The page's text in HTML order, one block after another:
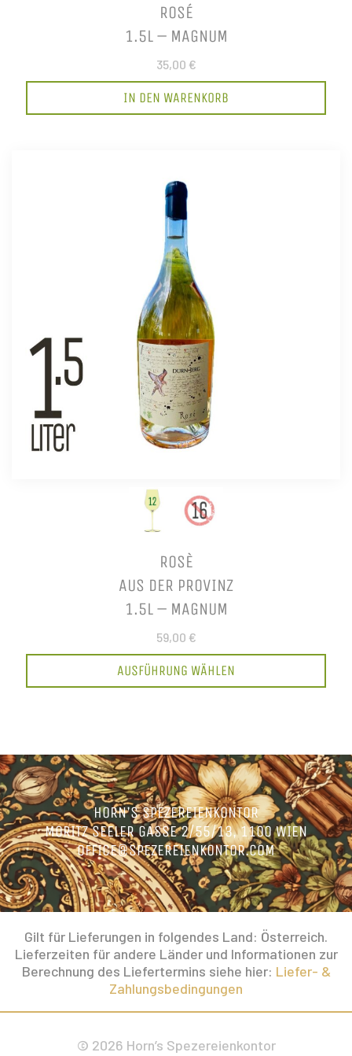
ROSÉ
1.5L – MAGNUM
35,00 €
IN DEN WARENKORB
ROSÈ
AUS DER PROVINZ
1.5L – MAGNUM
59,00 €
AUSFÜHRUNG WÄHLEN
HORN’S SPEZEREIENKONTOR
MORITZ SEELER GASSE 2/55/13, 1100 WIEN
OFFICE@SPEZEREIENKONTOR.COM
Gilt für Lieferungen in folgendes Land: Österreich.
Lieferzeiten für andere Länder und Informationen zur
Berechnung des Liefertermins siehe hier: Liefer- &
Zahlungsbedingungen
© 2026 Horn’s Spezereienkontor